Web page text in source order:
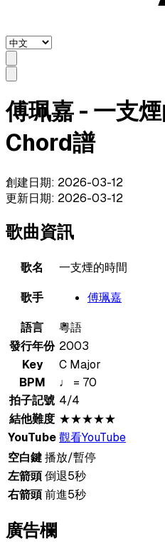
傅珮嘉 - 一支
Chord譜
創建日期: 2026-03-12
更新日期: 2026-03-12
歌曲資訊
歌名
一支煙的時間
歌手
傅珮嘉
語言
粵語
發行年份 2003
Key
C Major
BPM
♩ = 70
拍子記號 4/4
結他難度 ★★★★★
YouTube觀看YouTube
空白鍵播放/暫停
左箭頭倒退5秒
右箭頭前進5秒
廣告欄